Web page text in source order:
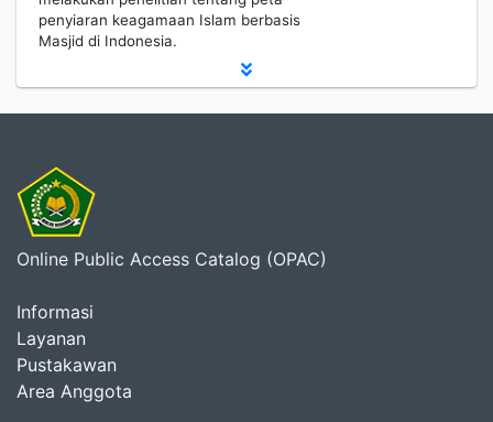
penyiaran keagamaan Islam berbasis
Masjid di Indonesia.
Online Public Access Catalog (OPAC)
Informasi
Layanan
Pustakawan
Area Anggota